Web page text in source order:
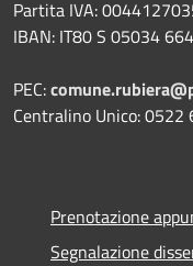
Partita IVA:
IBAN: IT80 S 05034
PEC:
Centralino Unico: 0522
Prenotazione
Segnalazione